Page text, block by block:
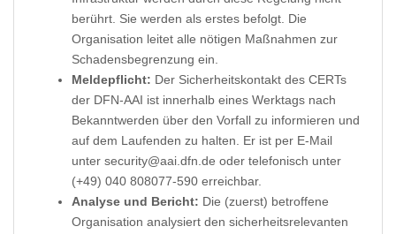
berührt. Sie werden als erstes befolgt. Die
Organisation leitet alle nötigen Maßnahmen zur
Schadensbegrenzung ein.
Meldepflicht: Der Sicherheitskontakt des CERTs
der DFN-AAI ist innerhalb eines Werktags nach
Bekanntwerden über den Vorfall zu informieren und
auf dem Laufenden zu halten. Er ist per E-Mail
unter security@aai.dfn.de oder telefonisch unter
(+49) 040 808077-590 erreichbar.
Analyse und Bericht: Die (zuerst) betroffene
Organisation analysiert den sicherheitsrelevanten